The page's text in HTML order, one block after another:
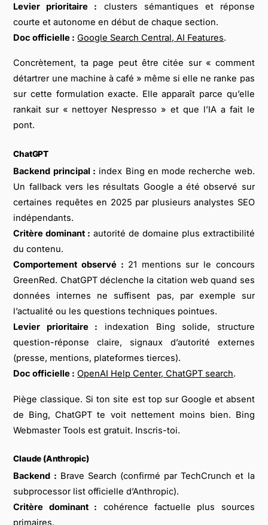
Levier prioritaire : clusters sémantiques et réponse
courte et autonome en début de chaque section.
Doc officielle : Google Search Central, AI Features.
Concrètement, ta page peut être citée sur « comment
détartrer une machine à café » même si elle ne ranke pas
sur cette formulation exacte. Elle apparaît parce qu’elle
rankait sur « nettoyer Nespresso » et que l’IA a fait le
pont.
ChatGPT
Backend principal : index Bing en mode recherche web.
Un fallback vers les résultats Google a été observé sur
certaines requêtes en 2025 par plusieurs analystes SEO
indépendants.
Critère dominant : autorité de domaine plus extractibilité
du contenu.
Comportement observé : 21 mentions sur le concours
GreenRed. ChatGPT déclenche la citation web quand ses
données internes ne suffisent pas, par exemple sur
l’actualité ou les questions techniques pointues.
Levier prioritaire : indexation Bing solide, structure
question-réponse claire, signaux d’autorité externes
(presse, mentions, plateformes tierces).
Doc officielle : OpenAI Help Center, ChatGPT search.
Piège classique. Si ton site est top sur Google et absent
de Bing, ChatGPT te voit nettement moins bien. Bing
Webmaster Tools est gratuit. Inscris-toi.
Claude (Anthropic)
Backend : Brave Search (confirmé par TechCrunch et la
subprocessor list officielle d’Anthropic).
Critère dominant : cohérence factuelle plus sources